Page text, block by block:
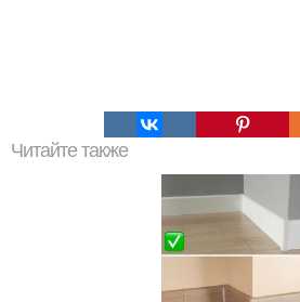
Читайте также